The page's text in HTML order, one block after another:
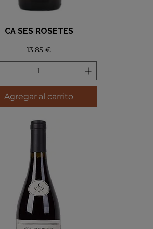
CA SES ROSETES
Precio
13,85 €
Agregar al carrito